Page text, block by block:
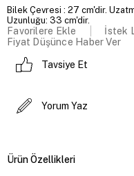
Bilek Çevresi : 27 cm'dir.
Uzunluğu: 33 cm'dir.
Favorilere Ekle
İstek
Fiyat Düşünce Haber Ver
Tavsiye Et
Yorum Yaz
Ürün Özellikleri